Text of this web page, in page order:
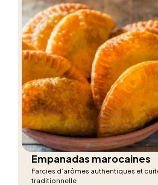
Empanadas marocaines
Farcies d’arômes authentiques et
traditionnelle